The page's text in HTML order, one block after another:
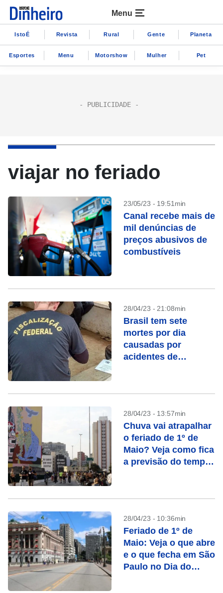
Menu
IstoÉ Revista Rural Gente Planeta
Esportes Menu Motorshow Mulher Pet
viajar no feriado
23/05/23 - 19:51min
Canal recebe mais de
mil denúncias de
preços abusivos de
combustíveis
28/04/23 - 21:08min
Brasil tem sete
mortes por dia
causadas por
acidentes de
28/04/23 - 13:57min
Chuva vai atrapalhar
o feriado de 1º de
Maio? Veja como fica
a previsão do tempo
28/04/23 - 10:36min
Feriado de 1º de
Maio: Veja o que abre
e o que fecha em São
Paulo no Dia do